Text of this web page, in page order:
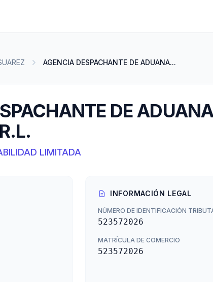
AGENCIA DESPACHANTE DE ADUANA...
DE ADUANA
LIMITADA
INFORMACIÓN LEGAL
NÚMERO DE IDENTIFICACIÓN
523572026
MATRÍCULA DE COMERCIO
523572026